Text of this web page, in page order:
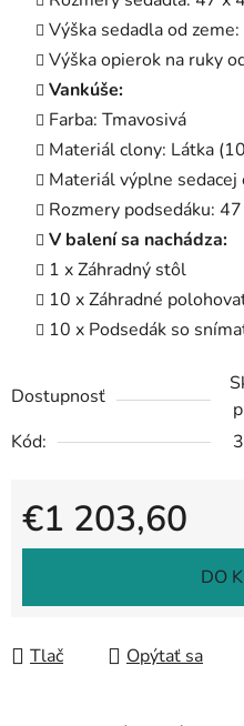
Výška sedadla od
Výška opierok na ruky
Vankúše:
Farba: Tmavosivá
Materiál clony: Látka
Materiál výplne sedacej
Rozmery podsedáku:
V balení sa nachádza:
1 x Záhradný stôl
10 x Záhradné
10 x Podsedák so
Dostupnosť
Kód:
€1 203,60
Jednotková cena:
DO
Tlač Opýtať sa